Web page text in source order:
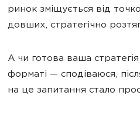
ринок зміщується від
довших, стратегічно
А чи готова ваша
форматі — сподіваюся,
на це запитання стало